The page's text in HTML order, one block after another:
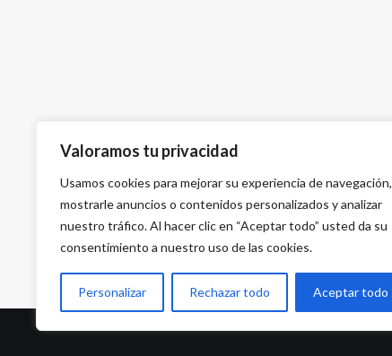
Valoramos tu privacidad
Usamos cookies para mejorar su experiencia de navegación,
mostrarle anuncios o contenidos personalizados y analizar
nuestro tráfico. Al hacer clic en “Aceptar todo” usted da su
consentimiento a nuestro uso de las cookies.
Personalizar Rechazar todo Aceptar todo